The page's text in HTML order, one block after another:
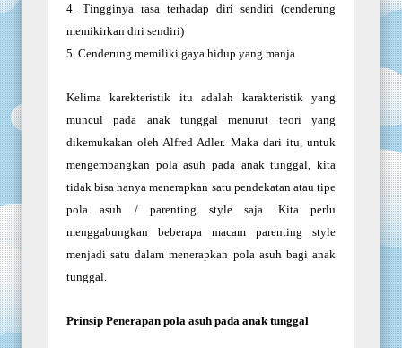
4. Tingginya rasa terhadap diri sendiri (cenderung
memikirkan diri sendiri)
5. Cenderung memiliki gaya hidup yang manja
Kelima karekteristik itu adalah karakteristik yang
muncul pada anak tunggal menurut teori yang
dikemukakan oleh Alfred Adler. Maka dari itu, untuk
mengembangkan pola asuh pada anak tunggal, kita
tidak bisa hanya menerapkan satu pendekatan atau tipe
pola asuh / parenting style saja. Kita perlu
menggabungkan beberapa macam parenting style
menjadi satu dalam menerapkan pola asuh bagi anak
tunggal.
Prinsip Penerapan pola asuh pada anak tunggal